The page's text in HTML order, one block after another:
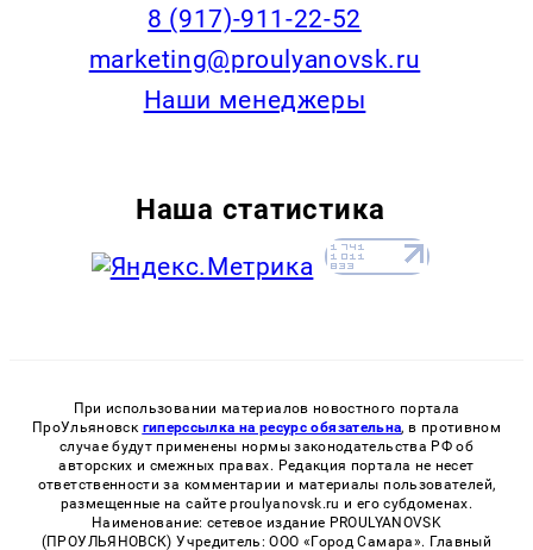
8 (917)-911-22-52
marketing@proulyanovsk.ru
Наши менеджеры
Наша статистика
При использовании материалов новостного портала
ПроУльяновск гиперссылка на ресурс обязательна, в противном
случае будут применены нормы законодательства РФ об
авторских и смежных правах. Редакция портала не несет
ответственности за комментарии и материалы пользователей,
размещенные на сайте proulyanovsk.ru и его субдоменах.
Наименование: сетевое издание PROULYANOVSK
(ПРОУЛЬЯНОВСК) Учредитель: ООО «Город Самара». Главный